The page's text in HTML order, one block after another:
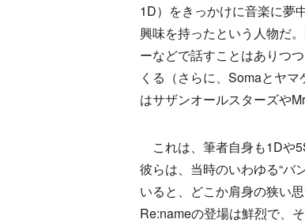
1D）をきっかけに音楽に夢
興味を持ったという人物だ
ーなどで話すことはありつ
くる（さらに、Somaとヤ
はサザンオールスターズや
これは、筆者自身も1Dや
彼らは、当時のいわゆる“バ
いると、どこか肩身の狭い
Re:nameの登場は鮮烈で、